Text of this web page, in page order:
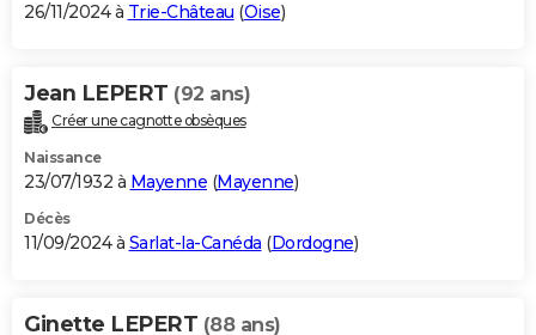
26/11/2024 à Trie-Château (Oise)
Jean LEPERT (92 ans)
Créer une cagnotte obsèques
Naissance
23/07/1932 à Mayenne (Mayenne)
Décès
11/09/2024 à Sarlat-la-Canéda (Dordogne)
Ginette LEPERT (88 ans)